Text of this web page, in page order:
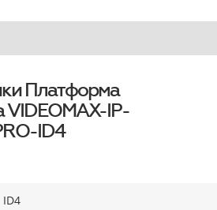
Платформа
VIDEOMAX-IP-
ID4
ID4